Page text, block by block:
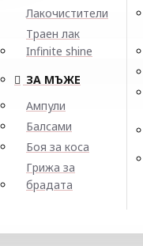
Лакочистители
Траен лак
Infinite shine
ЗА МЪЖЕ
Ампули
Балсами
Боя за коса
Грижа за
брадата